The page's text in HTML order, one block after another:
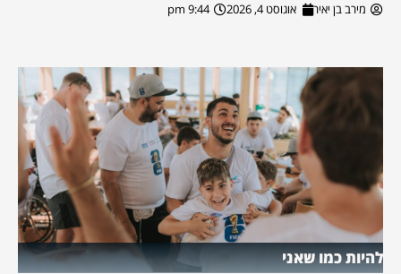
מירב בן יאיר אוגוסט 4, 2026 9:44 pm
להיות כמו שאני